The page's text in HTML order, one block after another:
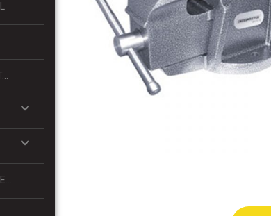
ALICATE DE CORTE FRONTAL 8 PULGADAS